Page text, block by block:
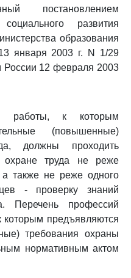
постановлением
развития
образования
января 2003 г. N 1/29
России 12 февраля 2003
работы, к которым
(повышенные)
должны проходить
охране труда не реже
также не реже одного
- проверку знаний
Перечень профессий
которым предъявляются
требования охраны
нормативным актом